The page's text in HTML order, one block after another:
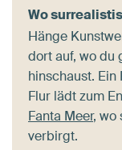
Wo
Hänge
dort auf, wo du
hinschaust.
Flur lädt zum
Fanta Meer, wo
verbirgt.